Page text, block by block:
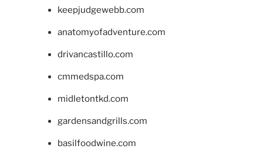
keepjudgewebb.com
anatomyofadventure.com
drivancastillo.com
cmmedspa.com
midletontkd.com
gardensandgrills.com
basilfoodwine.com